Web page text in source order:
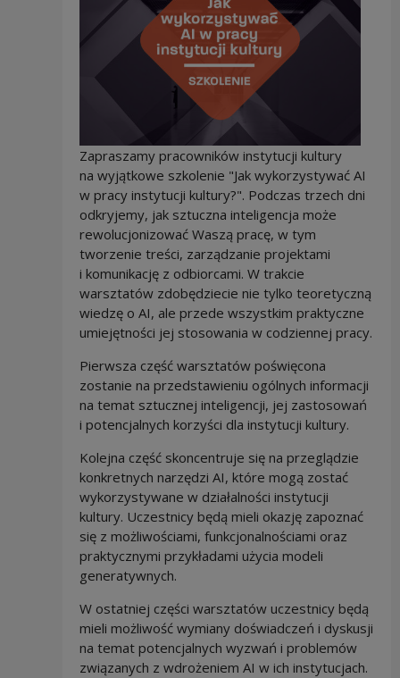
Zapraszamy pracowników instytucji kultury
na wyjątkowe szkolenie "Jak wykorzystywać AI
w pracy instytucji kultury?". Podczas trzech dni
odkryjemy, jak sztuczna inteligencja może
rewolucjonizować Waszą pracę, w tym
tworzenie treści, zarządzanie projektami
i komunikację z odbiorcami. W trakcie
warsztatów zdobędziecie nie tylko teoretyczną
wiedzę o AI, ale przede wszystkim praktyczne
umiejętności jej stosowania w codziennej pracy.
Pierwsza część warsztatów poświęcona
zostanie na przedstawieniu ogólnych informacji
na temat sztucznej inteligencji, jej zastosowań
i potencjalnych korzyści dla instytucji kultury.
Kolejna część skoncentruje się na przeglądzie
konkretnych narzędzi AI, które mogą zostać
wykorzystywane w działalności instytucji
kultury. Uczestnicy będą mieli okazję zapoznać
się z możliwościami, funkcjonalnościami oraz
praktycznymi przykładami użycia modeli
generatywnych.
W ostatniej części warsztatów uczestnicy będą
mieli możliwość wymiany doświadczeń i dyskusji
na temat potencjalnych wyzwań i problemów
związanych z wdrożeniem AI w ich instytucjach.